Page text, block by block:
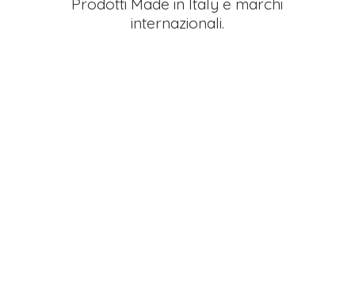
Prodotti Made in Italy e marchi
internazionali.